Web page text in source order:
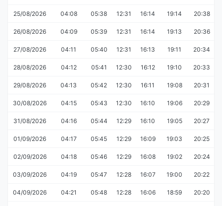
25/08/2026 04:08 05:38 12:31 16:14 19:14 20:38
26/08/2026 04:09 05:39 12:31 16:14 19:13 20:36
27/08/2026 04:11 05:40 12:31 16:13 19:11 20:34
28/08/2026 04:12 05:41 12:30 16:12 19:10 20:33
29/08/2026 04:13 05:42 12:30 16:11 19:08 20:31
30/08/2026 04:15 05:43 12:30 16:10 19:06 20:29
31/08/2026 04:16 05:44 12:29 16:10 19:05 20:27
01/09/2026 04:17 05:45 12:29 16:09 19:03 20:25
02/09/2026 04:18 05:46 12:29 16:08 19:02 20:24
03/09/2026 04:19 05:47 12:28 16:07 19:00 20:22
04/09/2026 04:21 05:48 12:28 16:06 18:59 20:20